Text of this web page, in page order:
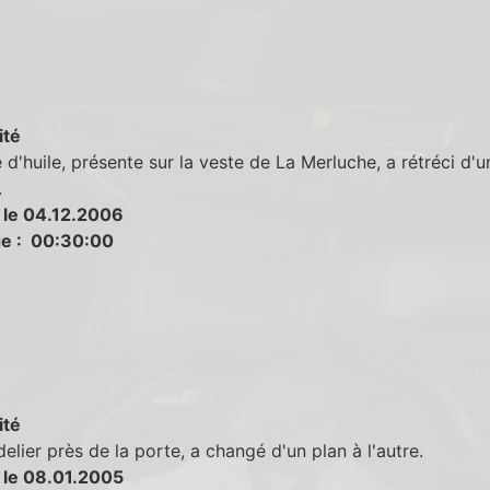
d'huile, présente sur la veste de La Merluche, a rétréci
04.12.2006
: 00:30:00
près de la porte, a changé d'un plan à l'autre.
08.01.2005